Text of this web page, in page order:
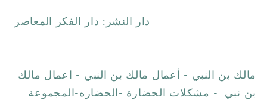
دار النشر: دار الفكر المعاصر
مالك بن النبي - أعمال مالك بن النبي - اعمال مالك
بن نبي - مشكلات الحضارة -الحضاره-المجموعة